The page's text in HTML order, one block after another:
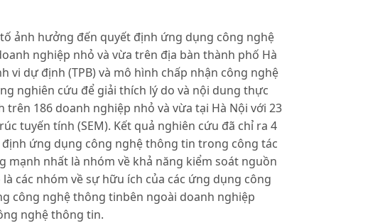
ảnh hưởng đến quyết định ứng dụng công nghệ
nghiệp nhỏ và vừa trên địa bàn thành phố Hà
vi dự định (TPB) và mô hình chấp nhận công nghệ
nghiên cứu để giải thích lý do và nội dung thực
186 doanh nghiệp nhỏ và vừa tại Hà Nội với 23
tuyến tính (SEM). Kết quả nghiên cứu đã chỉ ra 4
ứng dụng công nghệ thông tin trong công tác
nhất là nhóm về khả năng kiểm soát nguồn
các nhóm về sự hữu ích của các ứng dụng công
công nghệ thông tinbên ngoài doanh nghiệp
nghệ thông tin.